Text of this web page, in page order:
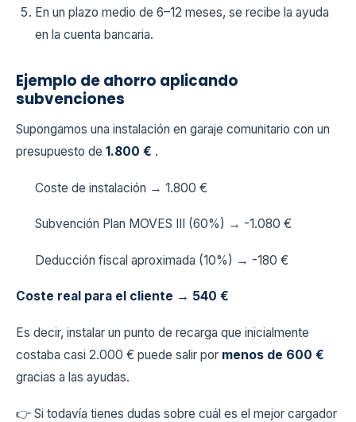
En un plazo medio de 6–12 meses, se recibe la ayuda
en la cuenta bancaria.
Ejemplo de ahorro aplicando
subvenciones
Supongamos una instalación en garaje comunitario con un
presupuesto de 1.800 € .
Coste de instalación → 1.800 €
Subvención Plan MOVES III (60%) → -1.080 €
Deducción fiscal aproximada (10%) → -180 €
Coste real para el cliente → 540 €
Es decir, instalar un punto de recarga que inicialmente
costaba casi 2.000 € puede salir por menos de 600 €
gracias a las ayudas.
👉 Si todavía tienes dudas sobre cuál es el mejor cargador